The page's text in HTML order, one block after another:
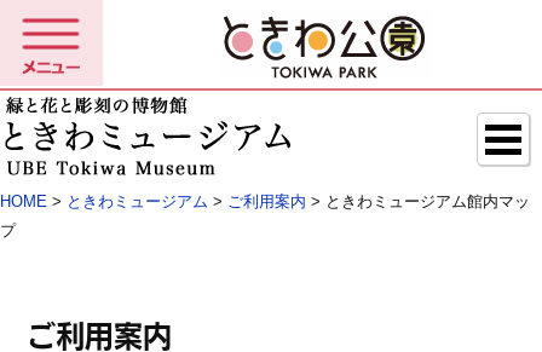
HOME > ときわミュージアム > ご利用案内 > ときわミュージアム館内マッ
プ
ご利用案内